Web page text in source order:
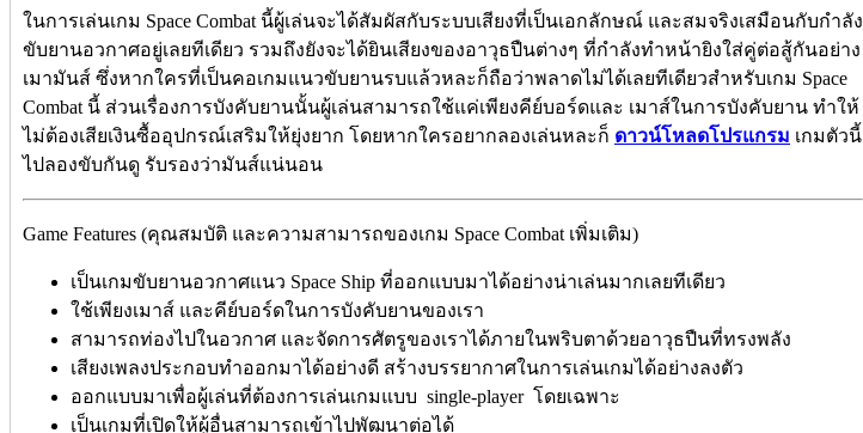
ในการเล่นเกม Space Combat นี้ผู้เล่นจะได้สัมผัสกับระบบเสียงที่เป็นเอกลักษณ์ และสมจริงเสมือนกับกำลัง
ขับยานอวกาศอยู่เลยทีเดียว รวมถึงยังจะได้ยินเสียงของอาวุธปืนต่างๆ ที่กำลังทำหน้ายิงใส่คู่ต่อสู้กันอย่าง
เมามันส์ ซึ่งหากใครที่เป็นคอเกมแนวขับยานรบแล้วหละก็ถือว่าพลาดไม่ได้เลยทีเดียวสำหรับเกม Space
Combat นี้ ส่วนเรื่องการบังคับยานนั้นผู้เล่นสามารถใช้แค่เพียงคีย์บอร์ดและ เมาส์ในการบังคับยาน ทำให้
ไม่ต้องเสียเงินซื้ออุปกรณ์เสริมให้ยุ่งยาก โดยหากใครอยากลองเล่นหละก็ ดาวน์โหลดโปรแกรม เกมตัวนี้
ไปลองขับกันดู รับรองว่ามันส์แน่นอน
Game Features (คุณสมบัติ และความสามารถของเกม Space Combat เพิ่มเติม)
เป็นเกมขับยานอวกาศแนว Space Ship ที่ออกแบบมาได้อย่างน่าเล่นมากเลยทีเดียว
ใช้เพียงเมาส์ และคีย์บอร์ดในการบังคับยานของเรา
สามารถท่องไปในอวกาศ และจัดการศัตรูของเราได้ภายในพริบตาด้วยอาวุธปืนที่ทรงพลัง
เสียงเพลงประกอบทำออกมาได้อย่างดี สร้างบรรยากาศในการเล่นเกมได้อย่างลงตัว
ออกแบบมาเพื่อผู้เล่นที่ต้องการเล่นเกมแบบ single-player โดยเฉพาะ
เป็นเกมที่เปิดให้ผู้อื่นสามารถเข้าไปพัฒนาต่อได้